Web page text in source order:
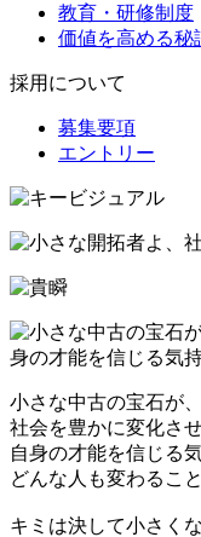
教育・研修制度
価値を高める秘
採用について
募集要項
エントリー
小さな中古の宝石が、
社会を豊かに変化さ
自身の才能を信じる
どんな人も変わるこ
キミは決して小さくな